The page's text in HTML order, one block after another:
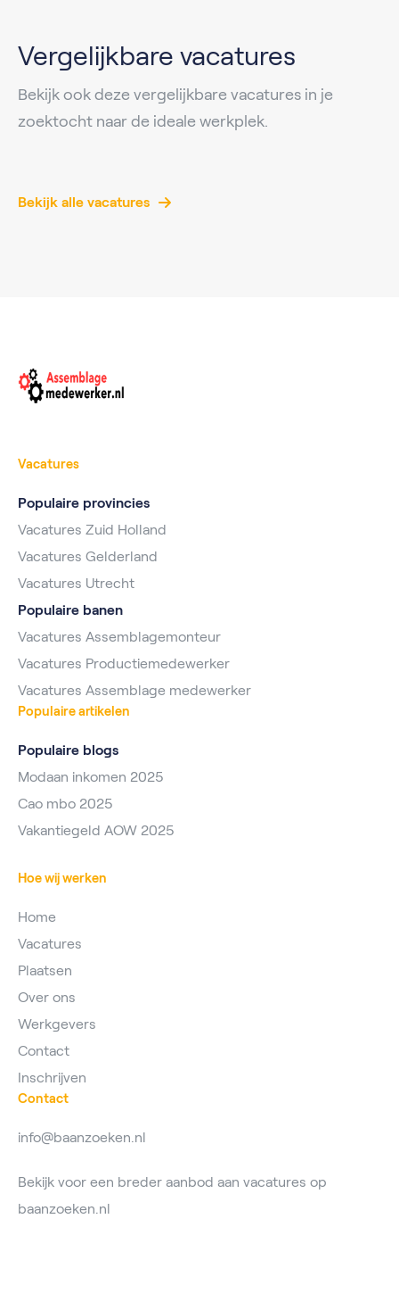
Vergelijkbare vacatures
Bekijk ook deze vergelijkbare vacatures in je
zoektocht naar de ideale werkplek.
Bekijk alle vacatures
Vacatures
Populaire provincies
Vacatures Zuid Holland
Vacatures Gelderland
Vacatures Utrecht
Populaire banen
Vacatures Assemblagemonteur
Vacatures Productiemedewerker
Vacatures Assemblage medewerker
Populaire artikelen
Populaire blogs
Modaan inkomen 2025
Cao mbo 2025
Vakantiegeld AOW 2025
Hoe wij werken
Home
Vacatures
Plaatsen
Over ons
Werkgevers
Contact
Inschrijven
Contact
info@baanzoeken.nl
Bekijk voor een breder aanbod aan vacatures op
baanzoeken.nl